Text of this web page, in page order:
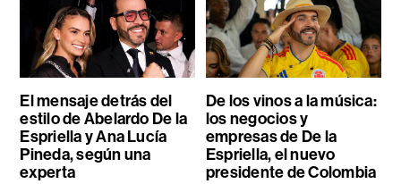
El mensaje detrás del
estilo de Abelardo De la
Espriella y Ana Lucía
Pineda, según una
experta
De los vinos a la música:
los negocios y
empresas de De la
Espriella, el nuevo
presidente de Colombia